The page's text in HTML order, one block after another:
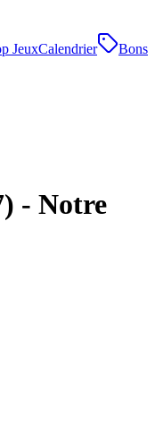
JeuxCalendrier
Bons
- Notre